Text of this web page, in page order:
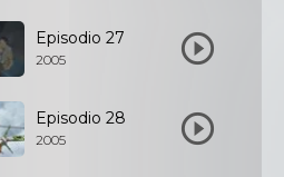
Episodio 27
2005
Episodio 28
2005